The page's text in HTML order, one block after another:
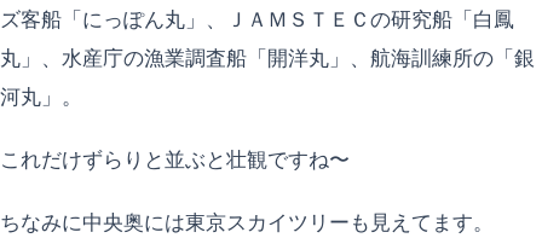
ズ客船「にっぽん丸」、ＪＡＭＳＴＥＣの研究船「白鳳
丸」、水産庁の漁業調査船「開洋丸」、航海訓練所の「銀
河丸」。
これだけずらりと並ぶと壮観ですね〜
ちなみに中央奥には東京スカイツリーも見えてます。